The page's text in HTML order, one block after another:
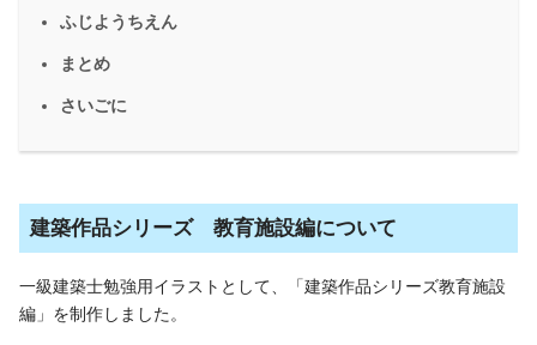
ふじようちえん
まとめ
さいごに
建築作品シリーズ 教育施設編について
一級建築士勉強用イラストとして、「建築作品シリーズ教育施設
編」を制作しました。